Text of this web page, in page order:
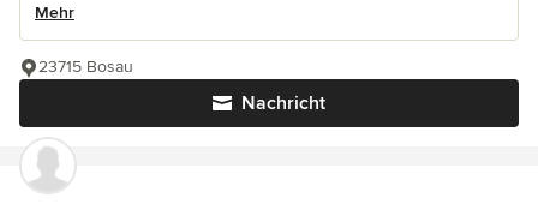
Mehr
Nachricht
23715 Bosau